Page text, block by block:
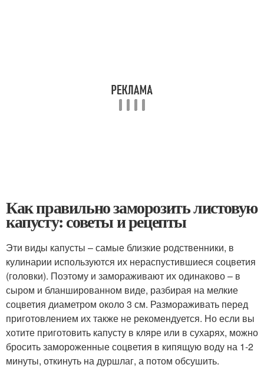
Как правильно заморозить листовую
капусту: советы и рецепты
Эти виды капусты – самые близкие родственники, в
кулинарии используются их нераспустившиеся соцветия
(головки). Поэтому и замораживают их одинаково – в
сыром и бланшированном виде, разбирая на мелкие
соцветия диаметром около 3 см. Размораживать перед
приготовлением их также не рекомендуется. Но если вы
хотите приготовить капусту в кляре или в сухарях, можно
бросить замороженные соцветия в кипящую воду на 1-2
минуты, откинуть на дуршлаг, а потом обсушить.